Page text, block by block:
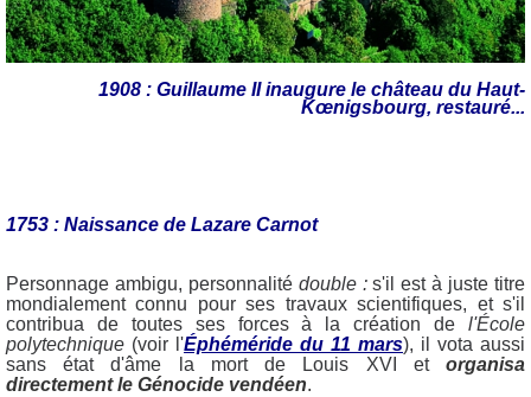
1908 : Guillaume II inaugure le château du Haut-
Kœnigsbourg, restauré...
1753 : Naissance de Lazare Carnot
Personnage ambigu, personnalité double :s'il est à juste titre
mondialement connu pour ses travaux scientifiques, et s'il
contribua de toutes ses forces à la création de l'École
polytechnique (voir l'Éphéméride du 11 mars), il vota aussi
sans état d'âme la mort de Louis XVI et organisa
directement le Génocide vendéen.